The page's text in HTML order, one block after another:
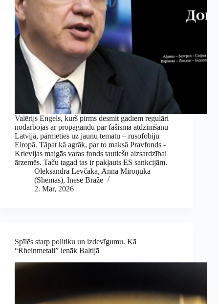
Valērijs Engels, kurš pirms desmit gadiem regulāri
nodarbojās ar propagandu par fašisma atdzimšanu
Latvijā, pārmeties uz jaunu tematu – rusofobiju
Eiropā. Tāpat kā agrāk, par to maksā Pravfonds -
Krievijas maigās varas fonds tautiešu aizsardzībai
ārzemēs. Taču tagad tas ir pakļauts ES sankcijām.
Oleksandra Levčaka, Anna Miroņuka
(Shēmas), Inese Braže
2. Mar, 2026
Spīlēs starp politiku un izdevīgumu. Kā
“Rheinmetall” ienāk Baltijā